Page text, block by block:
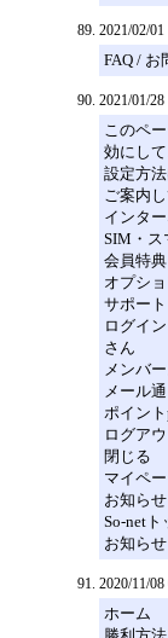
2021/02/01
FAQ / お
2021/01/28
このペ
効にして
設定方
ご案内
インタ
SIM・ス
会員特
オプシ
サポート
ログイン
さん
メンバ
メール通
ポイン
ログアウ
閉じる
マイペ
お知らせ
So-netト
お知らせ
2020/11/08
ホーム